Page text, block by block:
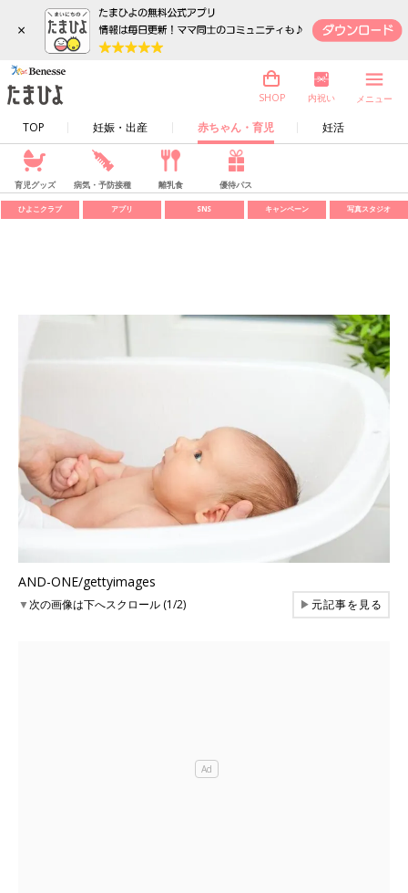
×
TOP 妊娠・出産 赤ちゃん・育児 妊活
SHOP 内祝い メニュー
育児グッズ 病気・予防接種 離乳食 優待パス
ひよこクラブ アプリ SNS キャンペーン 写真スタジオ
AND-ONE/gettyimages
▼次の画像は下へスクロール (1/2) ▶元記事を見る